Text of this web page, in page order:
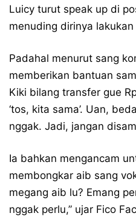
Luicy turut speak up di
menuding dirinya
Padahal menurut sang
memberikan bantuan
Kiki bilang transfer gue
‘tos, kita sama’. Uan,
nggak. Jadi, jangan
Ia bahkan mengancam
membongkar aib sang
megang aib lu? Emang
nggak perlu,” ujar Fico